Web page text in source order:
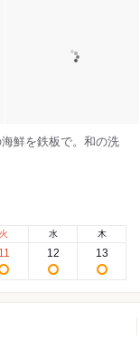
鮮を鉄板で。和の洗
火
11
水
12
木
13